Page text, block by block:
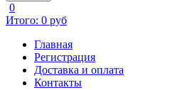
0
Итого: 0 руб
Главная
Регистрация
Доставка и оплата
Контакты